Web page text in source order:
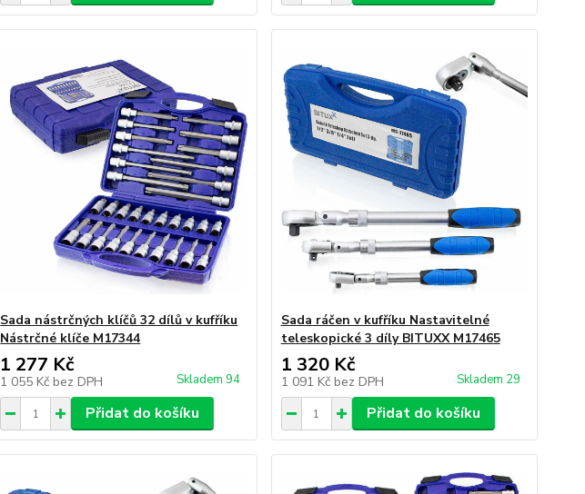
Sada nástrčných klíčů 32 dílů v kufříku
Nástrčné klíče M17344
1 277 Kč
1 055 Kč bez DPH Skladem 94
Přidat do košíku
Sada ráčen v kufříku Nastavitelné
teleskopické 3 díly BITUXX M17465
1 320 Kč
1 091 Kč bez DPH Skladem 29
Přidat do košíku